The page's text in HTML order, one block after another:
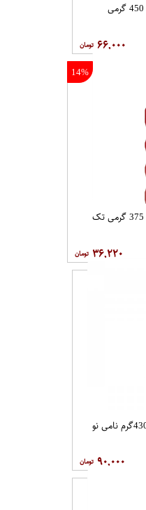
۶۶,۰۰۰
14%
۳۶,۲۲۰
۹۰,۰۰۰